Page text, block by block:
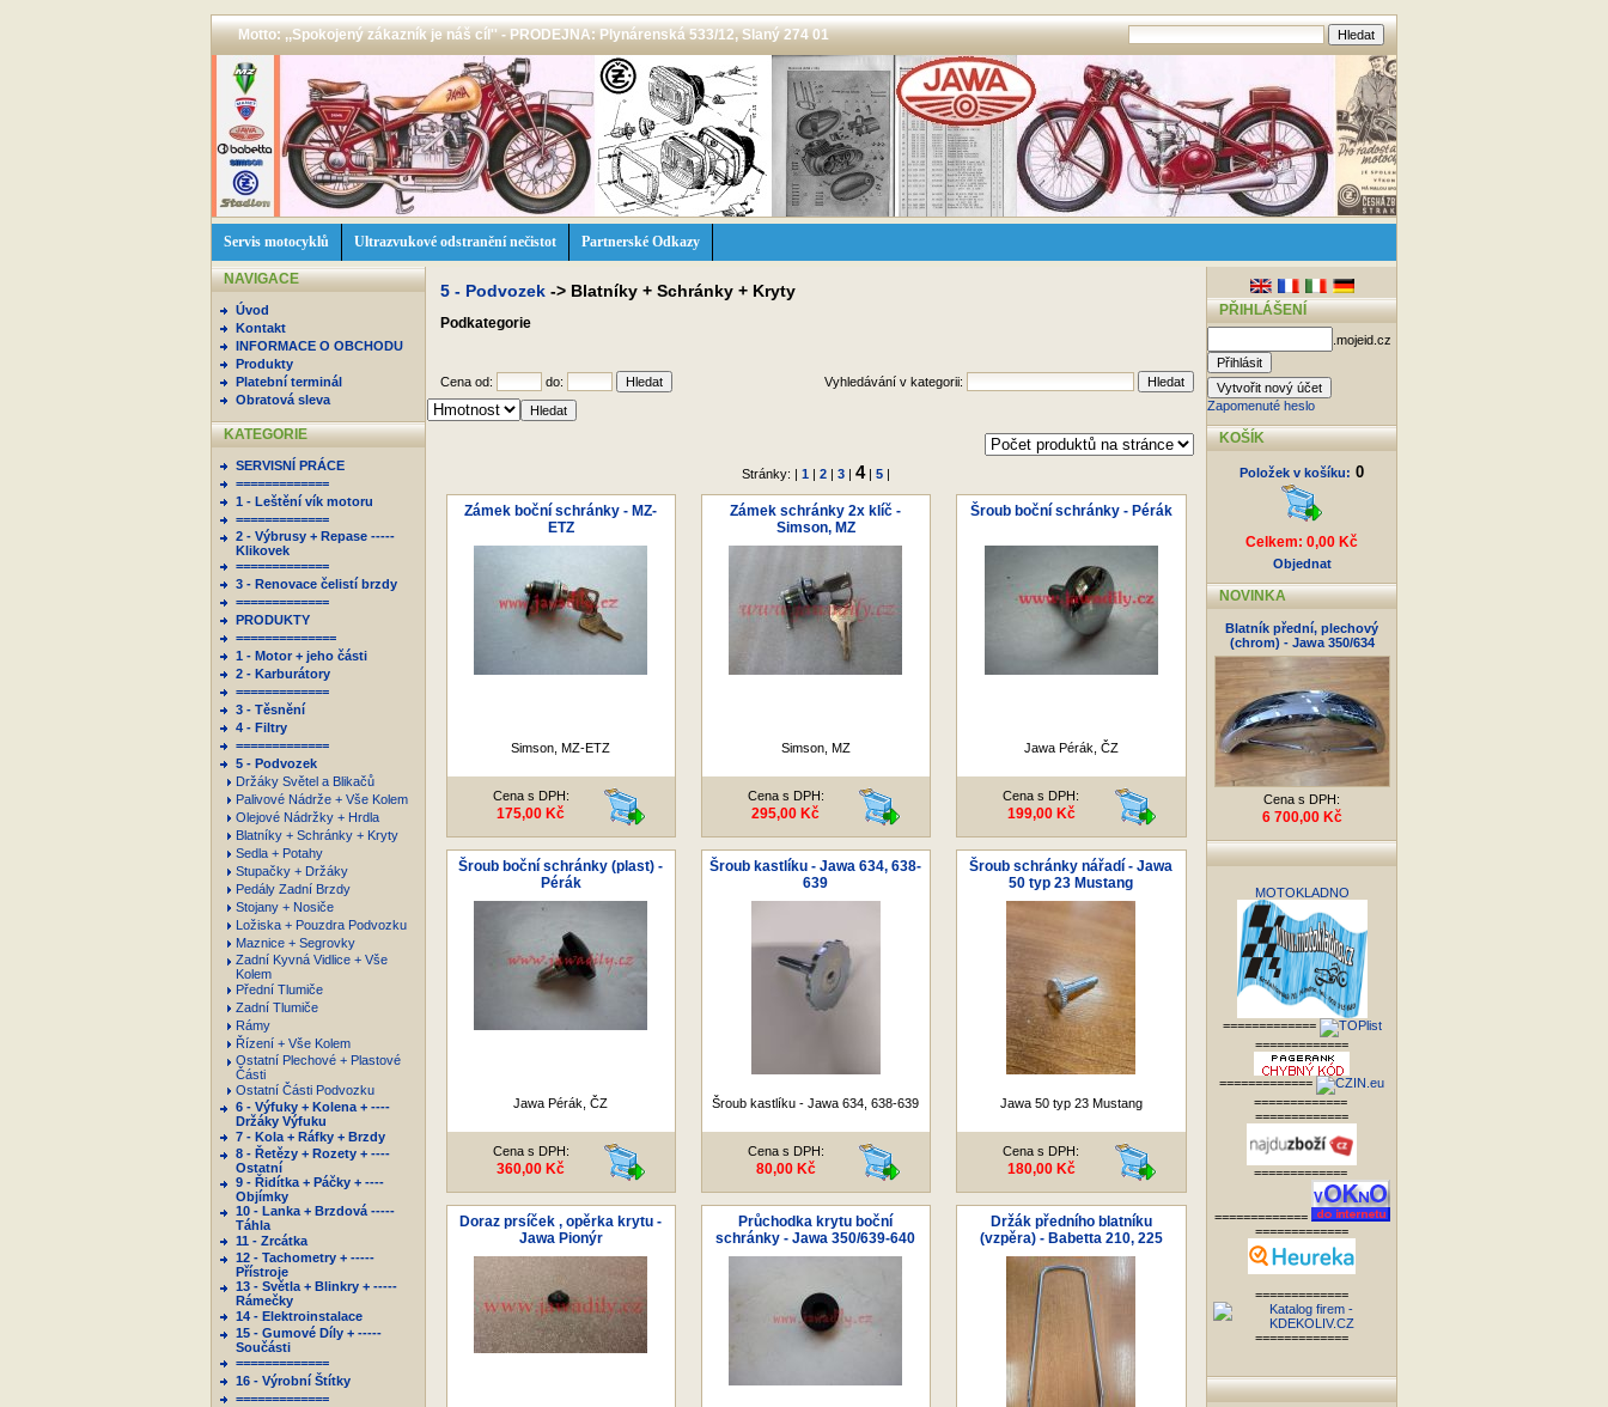
Motto: ,,Spokojený zákazník je náš cíl'' - PRODEJNA: Plynárenská 533/12, Slaný 274 01
Servis motocyklů Ultrazvukové odstranění nečistot Partnerské Odkazy
NAVIGACE
Úvod
Kontakt
INFORMACE O OBCHODU
Produkty
Platební terminál
Obratová sleva
KATEGORIE
SERVISNÍ PRÁCE
=============
1 - Leštění vík motoru
=============
2 - Výbrusy + Repase -----
Klikovek
=============
3 - Renovace čelistí brzdy
=============
PRODUKTY
==============
1 - Motor + jeho části
2 - Karburátory
=============
3 - Těsnění
4 - Filtry
=============
5 - Podvozek
Držáky Světel a Blikačů
Palivové Nádrže + Vše Kolem
Olejové Nádržky + Hrdla
Blatníky + Schránky + Kryty
Sedla + Potahy
Stupačky + Držáky
Pedály Zadní Brzdy
Stojany + Nosiče
Ložiska + Pouzdra Podvozku
Maznice + Segrovky
Zadní Kyvná Vidlice + Vše
Kolem
Přední Tlumiče
Zadní Tlumiče
Rámy
Řízení + Vše Kolem
Ostatní Plechové + Plastové
Části
Ostatní Části Podvozku
6 - Výfuky + Kolena + ----
Držáky Výfuku
7 - Kola + Ráfky + Brzdy
8 - Řetězy + Rozety + ----
Ostatní
9 - Řidítka + Páčky + ----
Objímky
10 - Lanka + Brzdová -----
Táhla
11 - Zrcátka
12 - Tachometry + -----
Přístroje
13 - Světla + Blinkry + -----
Rámečky
14 - Elektroinstalace
15 - Gumové Díly + -----
Součásti
=============
16 - Výrobní Štítky
=============
5 - Podvozek -> Blatníky + Schránky + Kryty
Podkategorie
Cena od: do: Vyhledávání v kategorii:
Stránky: | 1 | 2 | 3 | 4| 5 |
Zámek boční schránky - MZ-
ETZ
Simson, MZ-ETZ
Cena s DPH:
175,00 Kč
Zámek schránky 2x klíč -
Simson, MZ
Simson, MZ
Cena s DPH:
295,00 Kč
Šroub boční schránky - Pérák
Jawa Pérák, ČZ
Cena s DPH:
199,00 Kč
Šroub boční schránky (plast) -
Pérák
Jawa Pérák, ČZ
Cena s DPH:
360,00 Kč
Šroub kastlíku - Jawa 634, 638-
639
Šroub kastlíku - Jawa 634, 638-639
Cena s DPH:
80,00 Kč
Šroub schránky nářadí - Jawa
50 typ 23 Mustang
Jawa 50 typ 23 Mustang
Cena s DPH:
180,00 Kč
Doraz prsíček , opěrka krytu -
Jawa Pionýr
Průchodka krytu boční
schránky - Jawa 350/639-640
Držák předního blatníku
(vzpěra) - Babetta 210, 225
PŘIHLÁŠENÍ
.mojeid.cz
Zapomenuté heslo
KOŠÍK
Položek v košíku: 0
Celkem: 0,00 Kč
Objednat
NOVINKA
Blatník přední, plechový
(chrom) - Jawa 350/634
Cena s DPH:
6 700,00 Kč
MOTOKLADNO
=============
=============
=============
=============
=============
=============
=============
=============
=============
=============